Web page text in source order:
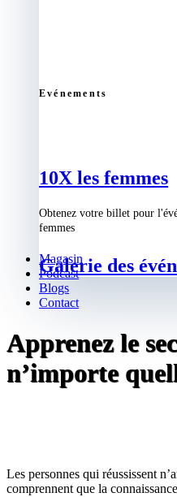
Evénements
10X les femmes
Obtenez votre billet pour
femmes
Galerie des
Magasin
Podcast
Blogs
Contact
Apprenez le
n’importe
Les personnes qui réussissent
comprennent que la